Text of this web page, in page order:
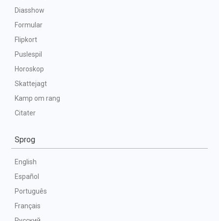
Diasshow
Formular
Flipkort
Puslespil
Horoskop
Skattejagt
Kamp om rang
Citater
Sprog
English
Español
Português
Français